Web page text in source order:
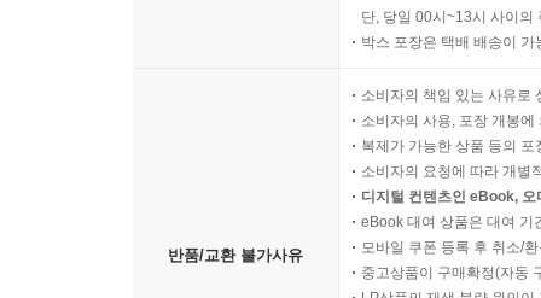
단, 당일 00시~13시 사이의
박스 포장은 택배 배송이
반품/교환 불가사유
소비자의 책임 있는 사유로
소비자의 사용, 포장 개봉
복제가 가능한 상품 등의
소비자의 요청에 따라 개별
디지털 컨텐츠인 eBook,
eBook 대여 상품은 대여 기
모바일 쿠폰 등록 후 취소/
중고상품이 구매확정(자동